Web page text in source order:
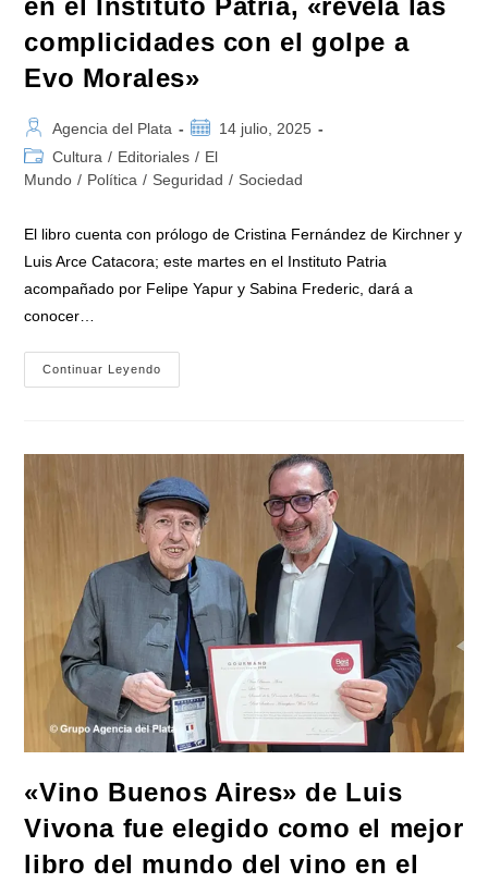
complicidades con el golpe a
Evo Morales»
Autor
de
la
Agencia del Plata
Publicación
de
la
14 julio, 2025
Categoría
de
Cultura / Editoriales / El
Mundo / Política / Seguridad / Sociedad
El libro cuenta con prólogo de Cristina Fernández de Kirchner y
Luis Arce Catacora; este martes en el Instituto Patria
acompañado por Felipe Yapur y Sabina Frederic, dará a
conocer…
Continuar Leyendo
Basteiro
En
El
Instituto
Patria,
«revela
Las
Complicidades
Con
El
Golpe
A
Evo
Morales»
«Vino Buenos Aires» de Luis
Vivona fue elegido como el mejor
libro del mundo del vino en el